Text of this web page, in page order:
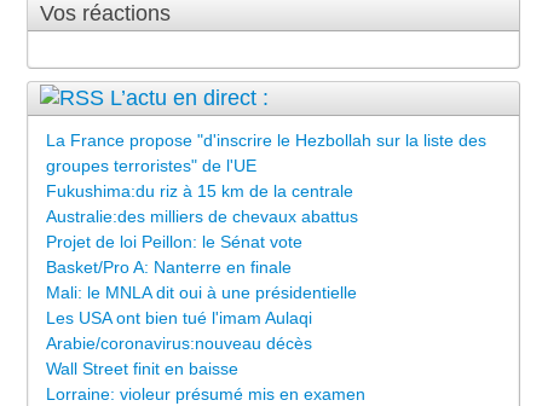
Vos réactions
L’actu en direct :
La France propose "d'inscrire le Hezbollah sur la liste des
groupes terroristes" de l'UE
Fukushima:du riz à 15 km de la centrale
Australie:des milliers de chevaux abattus
Projet de loi Peillon: le Sénat vote
Basket/Pro A: Nanterre en finale
Mali: le MNLA dit oui à une présidentielle
Les USA ont bien tué l'imam Aulaqi
Arabie/coronavirus:nouveau décès
Wall Street finit en baisse
Lorraine: violeur présumé mis en examen